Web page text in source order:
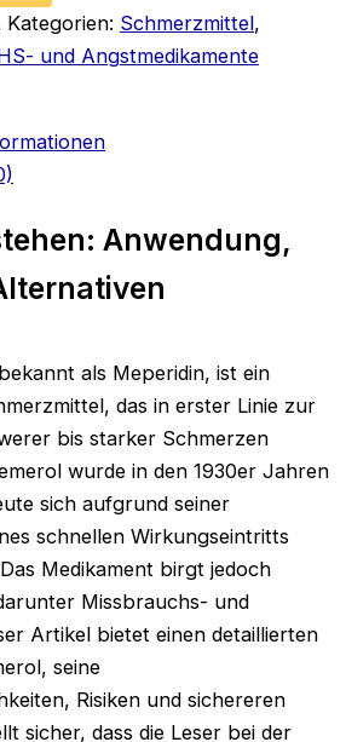
Kategorien: Schmerzmittel,
und Angstmedikamente
Anwendung,
als Meperidin, ist ein
das in erster Linie zur
bis starker Schmerzen
wurde in den 1930er Jahren
sich aufgrund seiner
schnellen Wirkungseintritts
Medikament birgt jedoch
Missbrauchs- und
Artikel bietet einen detaillierten
seine
Risiken und sichereren
sicher, dass die Leser bei der